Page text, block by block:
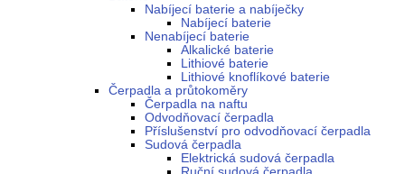
Nabíjecí baterie a nabíječky
Nabíjecí baterie
Nenabíjecí baterie
Alkalické baterie
Lithiové baterie
Lithiové knoflíkové baterie
Čerpadla a průtokoměry
Čerpadla na naftu
Odvodňovací čerpadla
Příslušenství pro odvodňovací čerpadla
Sudová čerpadla
Elektrická sudová čerpadla